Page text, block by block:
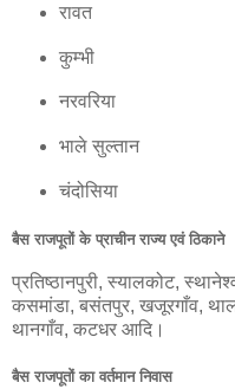
रावत
कुम्भी
नरवरिया
भाले सुल्तान
चंदोसिया
बैस राजपूतों के प्राचीन राज्य एवं ठिकाने
प्रतिष्ठानपुरी, स्यालकोट,
कसमांडा, बसंतपुर, खजूरगाँव,
थानगाँव, कटधर आदि।
बैस राजपूतों का वर्तमान निवास